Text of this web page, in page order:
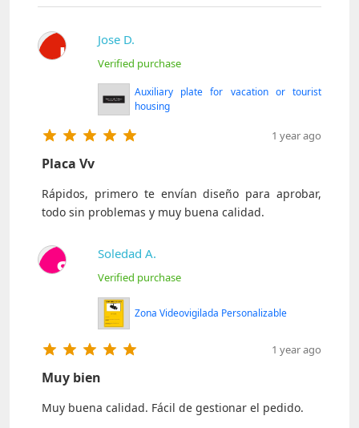
J Jose D.
Verified purchase
Auxiliary plate for vacation or tourist
housing
1 year ago
Placa Vv
Rápidos, primero te envían diseño para aprobar,
todo sin problemas y muy buena calidad.
S Soledad A.
Verified purchase
Zona Videovigilada Personalizable
1 year ago
Muy bien
Muy buena calidad. Fácil de gestionar el pedido.